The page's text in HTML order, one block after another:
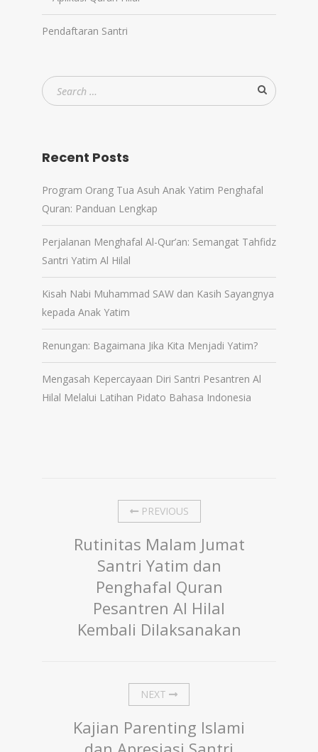
Pendaftaran Santri
Recent Posts
Program Orang Tua Asuh Anak Yatim Penghafal
Quran: Panduan Lengkap
Perjalanan Menghafal Al-Qur’an: Semangat Tahfidz
Santri Yatim Al Hilal
Kisah Nabi Muhammad SAW dan Kasih Sayangnya
kepada Anak Yatim
Renungan: Bagaimana Jika Kita Menjadi Yatim?
Mengasah Kepercayaan Diri Santri Pesantren Al
Hilal Melalui Latihan Pidato Bahasa Indonesia
PREVIOUS
Rutinitas Malam Jumat
Santri Yatim dan
Penghafal Quran
Pesantren Al Hilal
Kembali Dilaksanakan
NEXT
Kajian Parenting Islami